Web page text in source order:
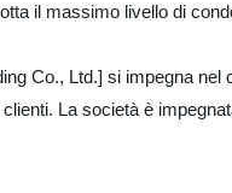
il massimo livello di
Co., Ltd.] si impegna
La società è